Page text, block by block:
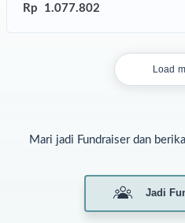
Rp 1.077.802
Load
Mari jadi Fundraiser dan
Jadi